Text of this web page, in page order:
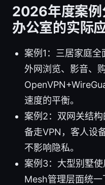
2026年度案例
办公室的实际
案例1：三居家庭
外网浏览、影音、
速度的平衡。
案例2：双网关结
备走VPN，客人设
不影响隐私。
案例3：大型别墅
Mesh管理层面统